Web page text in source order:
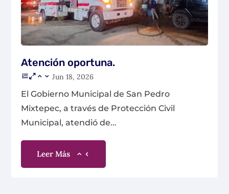
Atención oportuna.
Jun 18, 2026
El Gobierno Municipal de San Pedro
Mixtepec, a través de Protección Civil
Municipal, atendió de...
Leer Más